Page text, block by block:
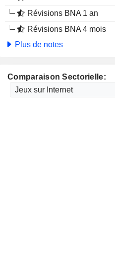
Révisions BNA 1 an
Révisions BNA 4 mois
Plus de notes
Comparaison Sectorielle: